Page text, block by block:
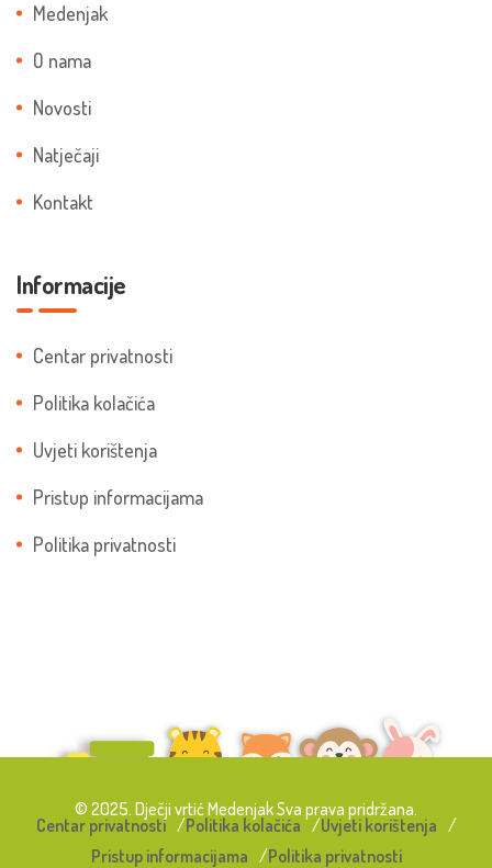
Medenjak
O nama
Novosti
Natječaji
Kontakt
Informacije
Centar privatnosti
Politika kolačića
Uvjeti korištenja
Pristup informacijama
Politika privatnosti
© 2025. Dječji vrtić Medenjak Sva prava pridržana.
Centar privatnosti Politika kolačića
Uvjeti korištenja
Pristup informacijama
Politika privatnosti